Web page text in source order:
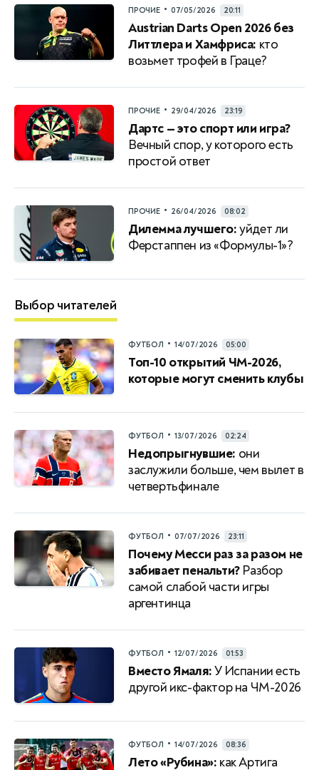
ПРОЧИЕ • 07/05/2026 20:11
Austrian Darts Open 2026 без
Литтлера и Хамфриса: кто
возьмет трофей в Граце?
ПРОЧИЕ • 29/04/2026 23:19
Дартс — это спорт или игра?
Вечный спор, у которого есть
простой ответ
ПРОЧИЕ • 26/04/2026 08:02
Дилемма лучшего:уйдет ли
Ферстаппен из «Формулы-1»?
Выбор читателей
ФУТБОЛ • 14/07/2026 05:00
Топ-10 открытий ЧМ-2026,
которые могут сменить клубы
ФУТБОЛ • 13/07/2026 02:24
Недопрыгнувшие: они
заслужили больше, чем вылет в
четвертьфинале
ФУТБОЛ • 07/07/2026 23:11
Почему Месси раз за разом не
забивает пенальти?Разбор
самой слабой части игры
аргентинца
ФУТБОЛ • 12/07/2026 01:53
Вместо Ямаля:У Испании есть
другой икс-фактор на ЧМ-2026
ФУТБОЛ • 14/07/2026 08:36
Лето «Рубина»: как Артига